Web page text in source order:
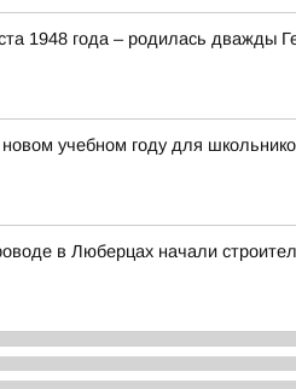
1948 года – родилась дважды
учебном году для
в Люберцах начали